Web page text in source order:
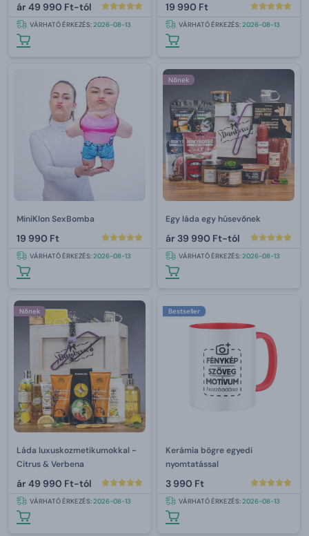
ár49 990 Ft-tól
VÁRHATÓ ÉRKEZÉS:2026-08-13
19 990 Ft
VÁRHATÓ ÉRKEZÉS:2026-08-13
MiniKlon SexBomba
19 990 Ft
VÁRHATÓ ÉRKEZÉS:2026-08-13
Nőnek
Egy láda egy húsevőnek
ár39 990 Ft-tól
VÁRHATÓ ÉRKEZÉS:2026-08-13
Nőnek
Láda luxuskozmetikumokkal -
Citrus & Verbena
ár49 990 Ft-tól
VÁRHATÓ ÉRKEZÉS:2026-08-13
Bestseller
Kerámia bögre egyedi
nyomtatással
3 990 Ft
VÁRHATÓ ÉRKEZÉS:2026-08-13